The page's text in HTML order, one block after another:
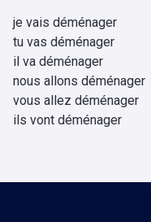
je vais déménager
tu vas déménager
il va déménager
nous allons déménager
vous allez déménager
ils vont déménager